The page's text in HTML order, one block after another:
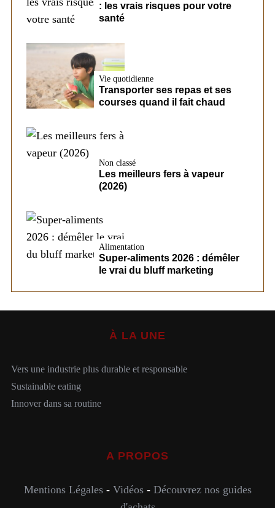
: les vrais risques pour votre
santé
Vie quotidienne
Transporter ses repas et ses
courses quand il fait chaud
Non classé
Les meilleurs fers à vapeur
(2026)
Alimentation
Super-aliments 2026 : démêler
le vrai du bluff marketing
À LA UNE
Vers une industrie plus durable et responsable
Sustainable eating
Innover dans sa routine
A PROPOS
Mentions Légales- Vidéos- Découvrez nos guides